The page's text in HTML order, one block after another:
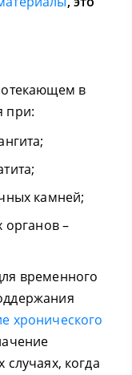
в
при:
камней;
органов –
временного
хронического
когда